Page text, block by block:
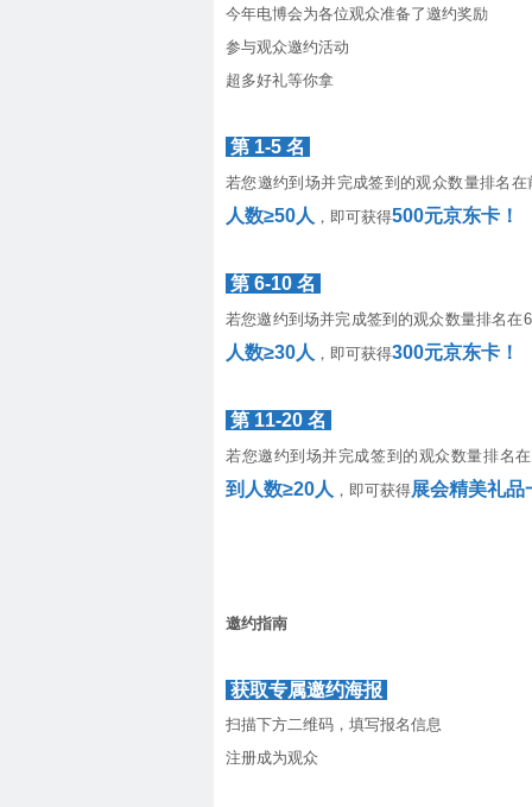
今年电博会为各位观众准备了邀约奖励
参与观众邀约活动
超多好礼等你拿
第 1-5 名
若您邀约到场并完成签到的观众数量排名在
人数≥50人 ，即可获得500元京东卡！
第 6-10 名
若您邀约到场并完成签到的观众数量排名在
人数≥30人 ，即可获得300元京东卡！
第 11-20 名
若您邀约到场并完成签到的观众数量排名
到人数≥20人 ，即可获得展会精美礼品
邀约指南
获取专属邀约海报
扫描下方二维码，填写报名信息
注册成为观众